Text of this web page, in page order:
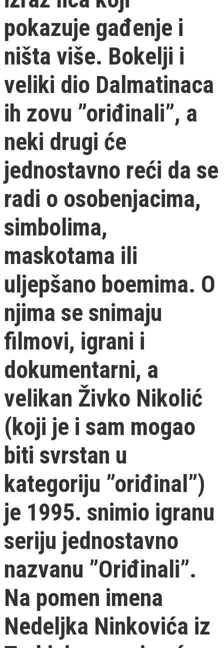
pokazuje gađenje i
ništa više. Bokelji i
veliki dio Dalmatinaca
ih zovu ”oriđinali”, a
neki drugi će
jednostavno reći da se
radi o osobenjacima,
simbolima,
maskotama ili
uljepšano boemima. O
njima se snimaju
filmovi, igrani i
dokumentarni, a
velikan Živko Nikolić
(koji je i sam mogao
biti svrstan u
kategoriju ”oriđinal”)
je 1995. snimio igranu
seriju jednostavno
nazvanu ”Oriđinali”.
Na pomen imena
Nedeljka Ninkovića iz